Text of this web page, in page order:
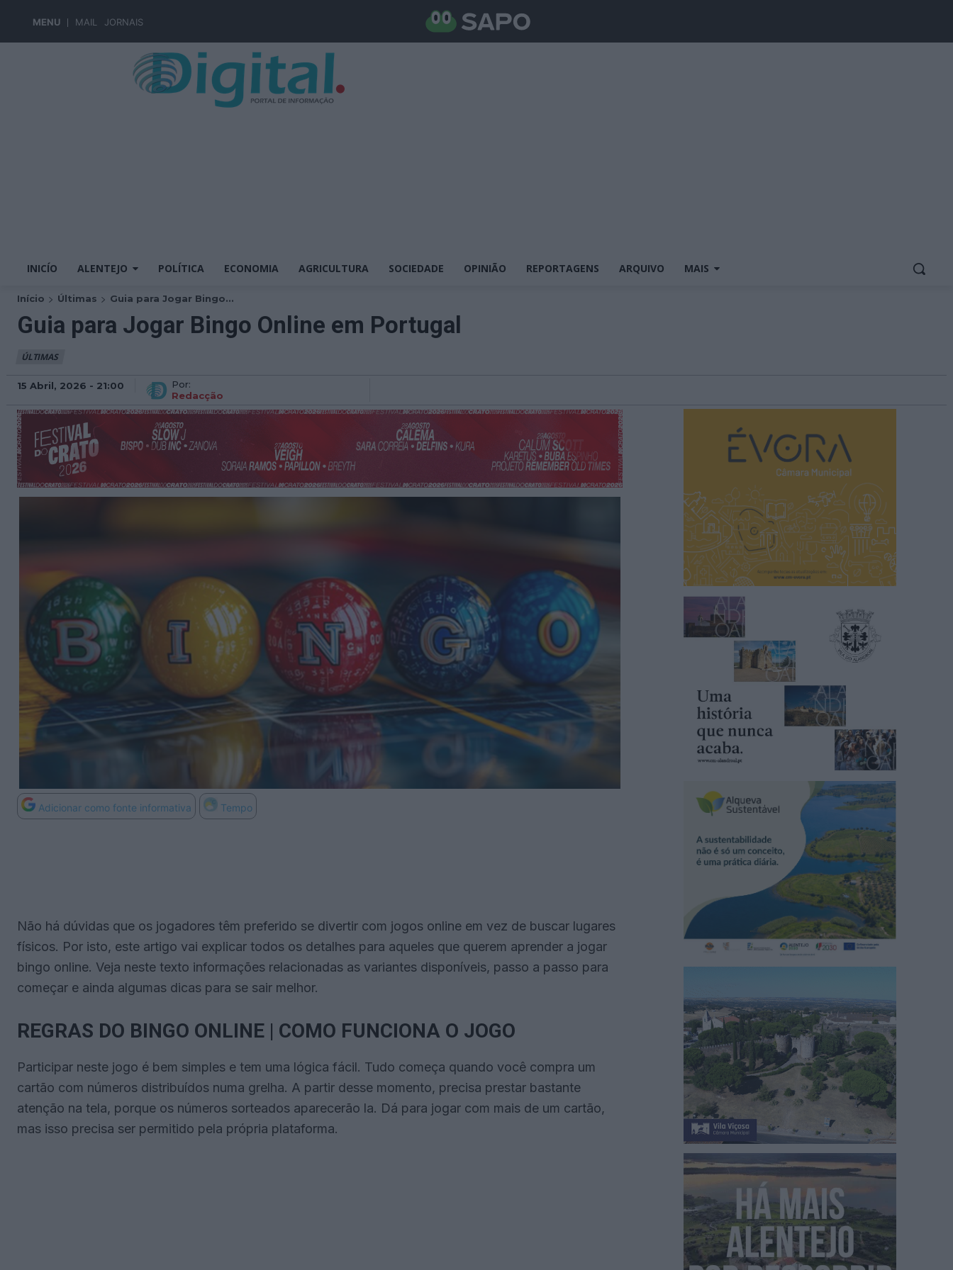
MENU MAIL JORNAIS
INICÍO ALENTEJO POLÍTICA ECONOMIA AGRICULTURA SOCIEDADE OPINIÃO REPORTAGENS ARQUIVO MAIS
Início Últimas Guia para Jogar Bingo...
Guia para Jogar Bingo Online em Portugal
ÚLTIMAS
15 Abril, 2026 - 21:00
Por:
Redacção
Adicionar como fonte informativa Tempo
Não há dúvidas que os jogadores têm preferido se divertir com jogos online em vez de buscar lugares
físicos. Por isto, este artigo vai explicar todos os detalhes para aqueles que querem aprender a jogar
bingo online. Veja neste texto informações relacionadas as variantes disponíveis, passo a passo para
começar e ainda algumas dicas para se sair melhor.
REGRAS DO BINGO ONLINE | COMO FUNCIONA O JOGO
Participar neste jogo é bem simples e tem uma lógica fácil. Tudo começa quando você compra um
cartão com números distribuídos numa grelha. A partir desse momento, precisa prestar bastante
atenção na tela, porque os números sorteados aparecerão la. Dá para jogar com mais de um cartão,
mas isso precisa ser permitido pela própria plataforma.